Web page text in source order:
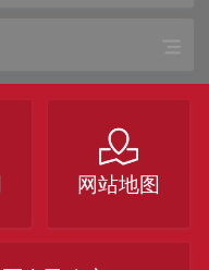
网站地图